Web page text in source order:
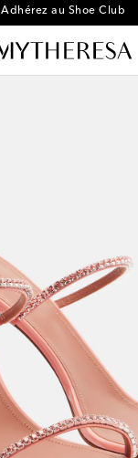
Adhérez au Shoe Club